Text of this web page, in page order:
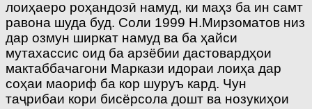
лоиҳаеро роҳандозӣ намуд, ки маҳз ба ин самт
равона шуда буд. Соли 1999 Н.Мирзоматов низ
дар озмун ширкат намуд ва ба ҳайси
мутахассис оид ба арзёбии дастовардҳои
мактаббачагони Маркази идораи лоиҳа дар
соҳаи маориф ба кор шуруъ кард. Чун
таҷрибаи кори бисёрсола дошт ва нозукиҳои